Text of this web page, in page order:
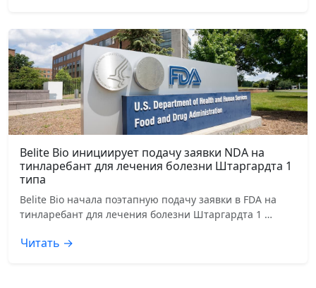
Belite Bio инициирует подачу заявки NDA на
тинларебант для лечения болезни Штаргардта 1
типа
Belite Bio начала поэтапную подачу заявки в FDA на
тинларебант для лечения болезни Штаргардта 1 …
Читать →